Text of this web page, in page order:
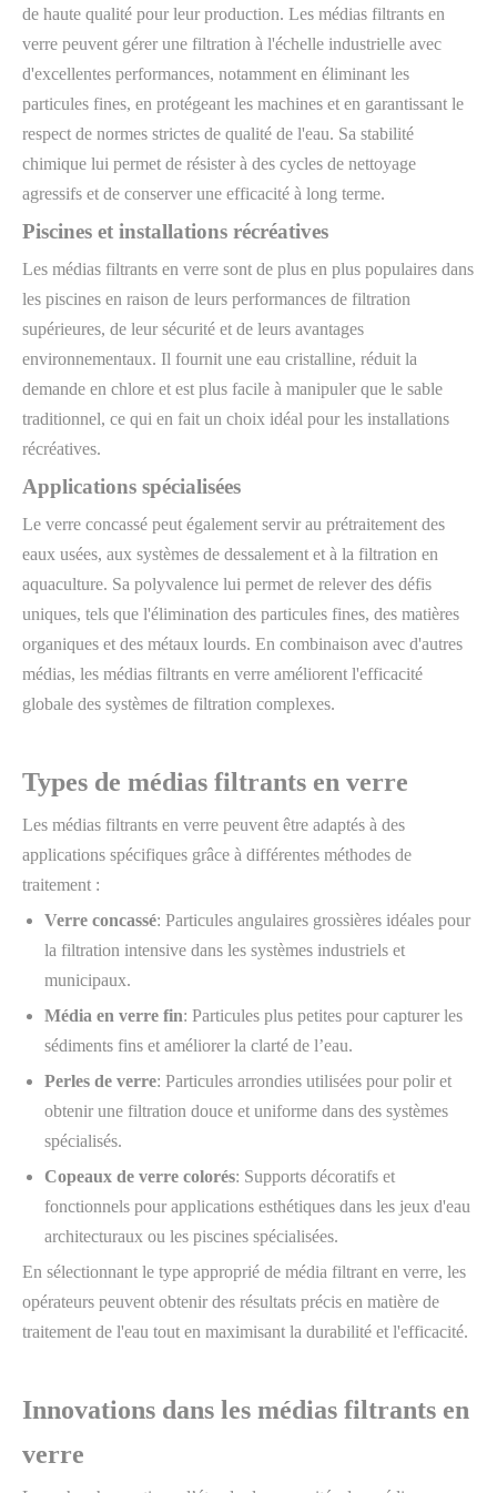
de haute qualité pour leur production. Les médias filtrants en
verre peuvent gérer une filtration à l'échelle industrielle avec
d'excellentes performances, notamment en éliminant les
particules fines, en protégeant les machines et en garantissant le
respect de normes strictes de qualité de l'eau. Sa stabilité
chimique lui permet de résister à des cycles de nettoyage
agressifs et de conserver une efficacité à long terme.
Piscines et installations récréatives
Les médias filtrants en verre sont de plus en plus populaires dans
les piscines en raison de leurs performances de filtration
supérieures, de leur sécurité et de leurs avantages
environnementaux. Il fournit une eau cristalline, réduit la
demande en chlore et est plus facile à manipuler que le sable
traditionnel, ce qui en fait un choix idéal pour les installations
récréatives.
Applications spécialisées
Le verre concassé peut également servir au prétraitement des
eaux usées, aux systèmes de dessalement et à la filtration en
aquaculture. Sa polyvalence lui permet de relever des défis
uniques, tels que l'élimination des particules fines, des matières
organiques et des métaux lourds. En combinaison avec d'autres
médias, les médias filtrants en verre améliorent l'efficacité
globale des systèmes de filtration complexes.
Types de médias filtrants en verre
Les médias filtrants en verre peuvent être adaptés à des
applications spécifiques grâce à différentes méthodes de
traitement :
Verre concassé: Particules angulaires grossières idéales pour
la filtration intensive dans les systèmes industriels et
municipaux.
Média en verre fin: Particules plus petites pour capturer les
sédiments fins et améliorer la clarté de l’eau.
Perles de verre: Particules arrondies utilisées pour polir et
obtenir une filtration douce et uniforme dans des systèmes
spécialisés.
Copeaux de verre colorés: Supports décoratifs et
fonctionnels pour applications esthétiques dans les jeux d'eau
architecturaux ou les piscines spécialisées.
En sélectionnant le type approprié de média filtrant en verre, les
opérateurs peuvent obtenir des résultats précis en matière de
traitement de l'eau tout en maximisant la durabilité et l'efficacité.
Innovations dans les médias filtrants en
verre